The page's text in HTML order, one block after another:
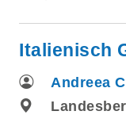
Italienisch
Andreea